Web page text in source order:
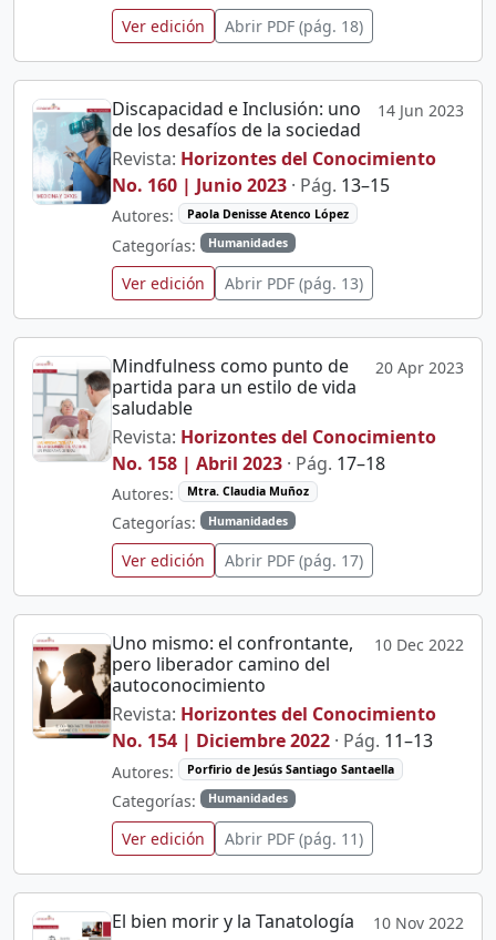
Ver edición Abrir PDF (pág. 18)
Discapacidad e Inclusión: uno
de los desafíos de la sociedad
14 Jun 2023
Revista: Horizontes del Conocimiento
No. 160 | Junio 2023 · Pág. 13–15
Autores: Paola Denisse Atenco López
Categorías: Humanidades
Ver edición Abrir PDF (pág. 13)
Mindfulness como punto de
partida para un estilo de vida
saludable
20 Apr 2023
Revista: Horizontes del Conocimiento
No. 158 | Abril 2023 · Pág. 17–18
Autores: Mtra. Claudia Muñoz
Categorías: Humanidades
Ver edición Abrir PDF (pág. 17)
Uno mismo: el confrontante,
pero liberador camino del
autoconocimiento
10 Dec 2022
Revista: Horizontes del Conocimiento
No. 154 | Diciembre 2022 · Pág. 11–13
Autores: Porfirio de Jesús Santiago Santaella
Categorías: Humanidades
Ver edición Abrir PDF (pág. 11)
El bien morir y la Tanatología 10 Nov 2022